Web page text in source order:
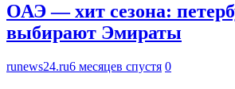
ОАЭ — хит сезона:
выбирают Эмираты
runews24.ru6 месяцев спустя 0